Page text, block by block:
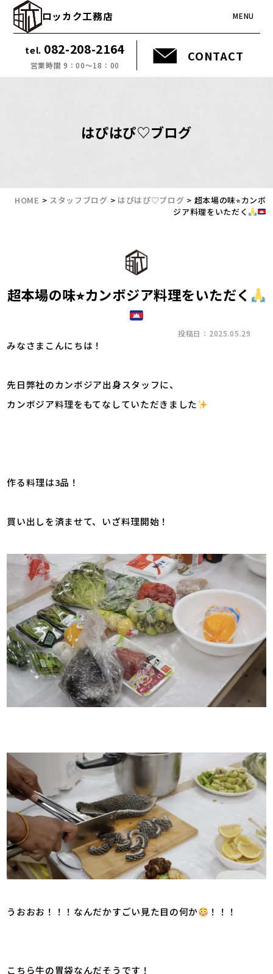
ロッカク工務店 MENU
tel. 082-208-2164
営業時間 9：00～18：00
CONTACT
はぴはぴ♡ブログ
HOME > スタッフブログ > はぴはぴ♡ブログ > 超本場の味⭐︎カンボ
ジア料理をいただく
超本場の味⭐︎カンボジア料理をいただく
投稿日：2025.05.29
みなさまこんにちは！
先日弊社のカンボジア出身スタッフに、
カンボジア料理をもてなしていただきました
作る料理は3品！
買い出しを済ませて、いざ料理開始！
うおおお！！！なんだかすごい見た目の何か ！！！
こちら牛の胃袋なんだそうです！